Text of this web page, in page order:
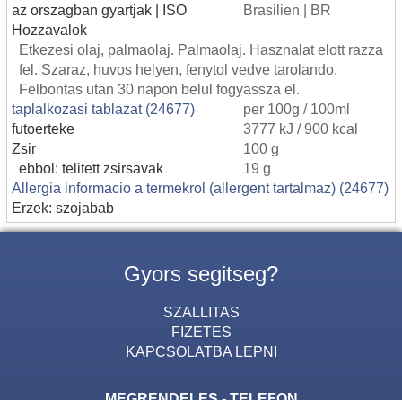
az orszagban gyartjak | ISO
Brasilien | BR
Hozzavalok
Etkezesi olaj, palmaolaj. Palmaolaj. Hasznalat elott razza
fel. Szaraz, huvos helyen, fenytol vedve tarolando.
Felbontas utan 30 napon belul fogyassza el.
taplalkozasi tablazat (24677)
per 100g / 100ml
futoerteke
3777 kJ / 900 kcal
Zsir
100 g
ebbol: telitett zsirsavak
19 g
Allergia informacio a termekrol (allergent tartalmaz) (24677)
Erzek: szojabab
Gyors segitseg?
SZALLITAS
FIZETES
KAPCSOLATBA LEPNI